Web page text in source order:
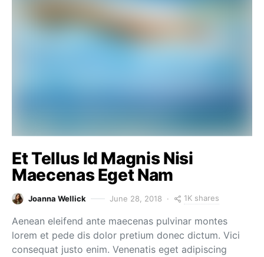
Et Tellus Id Magnis Nisi
Maecenas Eget Nam
Joanna Wellick June 28, 2018 1K shares
Aenean eleifend ante maecenas pulvinar montes
lorem et pede dis dolor pretium donec dictum. Vici
consequat justo enim. Venenatis eget adipiscing